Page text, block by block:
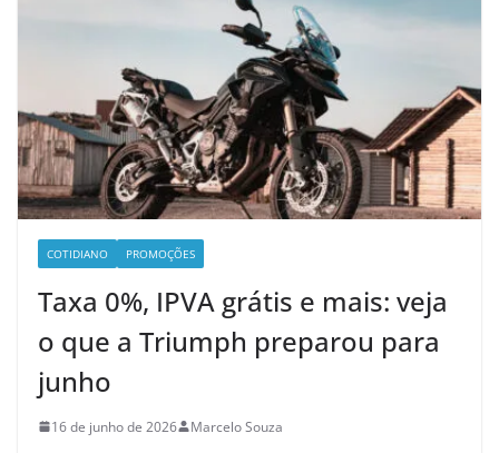
COTIDIANO PROMOÇÕES
Taxa 0%, IPVA grátis e mais: veja
o que a Triumph preparou para
junho
16 de junho de 2026 Marcelo Souza